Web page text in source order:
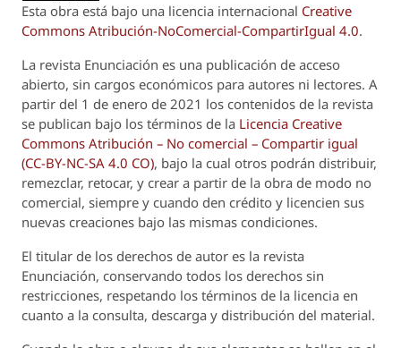
Esta obra está bajo una licencia internacional Creative
Commons Atribución-NoComercial-CompartirIgual 4.0.
La revista Enunciación es una publicación de acceso
abierto, sin cargos económicos para autores ni lectores. A
partir del 1 de enero de 2021 los contenidos de la revista
se publican bajo los términos de la Licencia Creative
Commons Atribución – No comercial – Compartir igual
(CC-BY-NC-SA 4.0 CO), bajo la cual otros podrán distribuir,
remezclar, retocar, y crear a partir de la obra de modo no
comercial, siempre y cuando den crédito y licencien sus
nuevas creaciones bajo las mismas condiciones.
El titular de los derechos de autor es la revista
Enunciación, conservando todos los derechos sin
restricciones, respetando los términos de la licencia en
cuanto a la consulta, descarga y distribución del material.